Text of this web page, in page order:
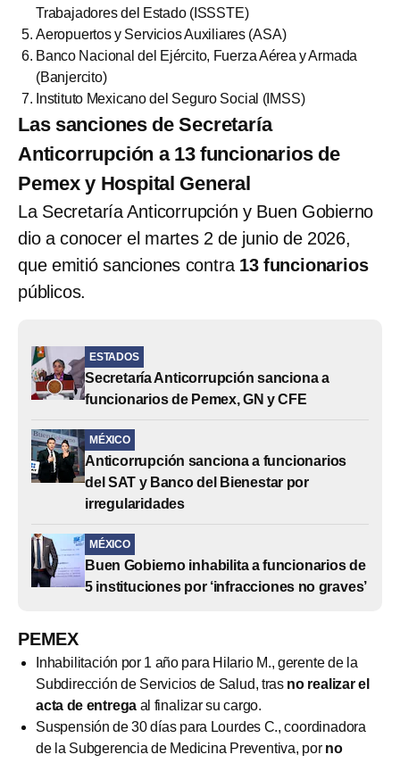
Trabajadores del Estado (ISSSTE)
Aeropuertos y Servicios Auxiliares (ASA)
Banco Nacional del Ejército, Fuerza Aérea y Armada
(Banjercito)
Instituto Mexicano del Seguro Social (IMSS)
Las sanciones de Secretaría
Anticorrupción a 13 funcionarios de
Pemex y Hospital General
La Secretaría Anticorrupción y Buen Gobierno
dio a conocer el martes 2 de junio de 2026,
que emitió sanciones contra 13 funcionarios
públicos.
ESTADOS
Secretaría Anticorrupción sanciona a
funcionarios de Pemex, GN y CFE
MÉXICO
Anticorrupción sanciona a funcionarios
del SAT y Banco del Bienestar por
irregularidades
MÉXICO
Buen Gobierno inhabilita a funcionarios de
5 instituciones por ‘infracciones no graves’
PEMEX
Inhabilitación por 1 año para Hilario M., gerente de la
Subdirección de Servicios de Salud, tras no realizar el
acta de entrega al finalizar su cargo.
Suspensión de 30 días para Lourdes C., coordinadora
de la Subgerencia de Medicina Preventiva, por no